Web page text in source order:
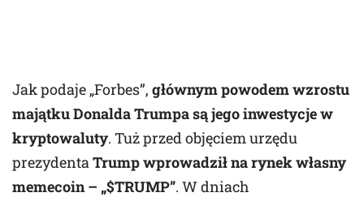
Jak podaje „Forbes”, głównym powodem wzrostu
majątku Donalda Trumpa są jego inwestycje w
kryptowaluty. Tuż przed objęciem urzędu
prezydenta Trump wprowadził na rynek własny
memecoin – „$TRUMP”. W dniach